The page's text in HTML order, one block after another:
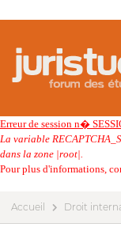
Erreur de session n�
La variable
dans la zone |root|.
Pour plus d'informations,
Accueil Droit